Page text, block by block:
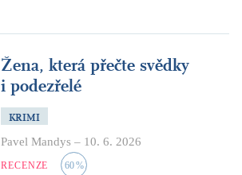
Žena, která přečte svědky
i podezřelé
KRIMI
Pavel Mandys – 10. 6. 2026
RECENZE 60%